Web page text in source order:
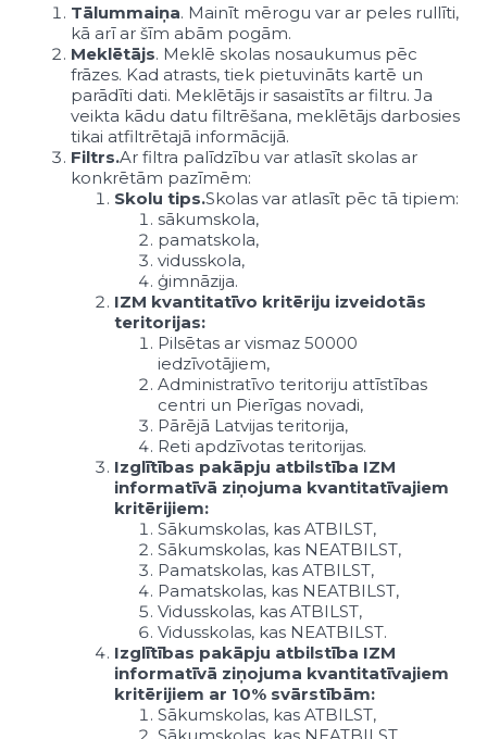
Tālummaiņa. Mainīt mērogu var ar peles rullīti,
kā arī ar šīm abām pogām.
Meklētājs. Meklē skolas nosaukumus pēc
frāzes. Kad atrasts, tiek pietuvināts kartē un
parādīti dati. Meklētājs ir sasaistīts ar filtru. Ja
veikta kādu datu filtrēšana, meklētājs darbosies
tikai atfiltrētajā informācijā.
Filtrs.Ar filtra palīdzību var atlasīt skolas ar
konkrētām pazīmēm:
Skolu tips.Skolas var atlasīt pēc tā tipiem:
sākumskola,
pamatskola,
vidusskola,
ģimnāzija.
IZM kvantitatīvo kritēriju izveidotās
teritorijas:
Pilsētas ar vismaz 50000
iedzīvotājiem,
Administratīvo teritoriju attīstības
centri un Pierīgas novadi,
Pārējā Latvijas teritorija,
Reti apdzīvotas teritorijas.
Izglītības pakāpju atbilstība IZM
informatīvā ziņojuma kvantitatīvajiem
kritērijiem:
Sākumskolas, kas ATBILST,
Sākumskolas, kas NEATBILST,
Pamatskolas, kas ATBILST,
Pamatskolas, kas NEATBILST,
Vidusskolas, kas ATBILST,
Vidusskolas, kas NEATBILST.
Izglītības pakāpju atbilstība IZM
informatīvā ziņojuma kvantitatīvajiem
kritērijiem ar 10% svārstībām:
Sākumskolas, kas ATBILST,